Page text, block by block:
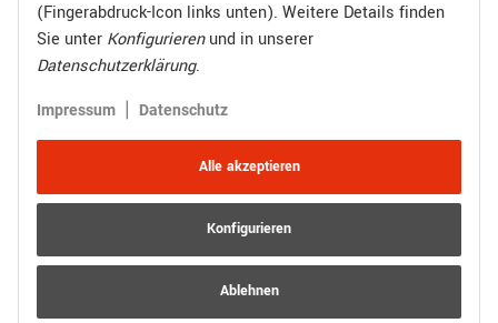
Alle akzeptieren
Konfigurieren
Ablehnen
(Fingerabdruck-Icon links unten). Weitere Details finden
Sie unter Konfigurierenund in unserer
Datenschutzerklärung.
Impressum Datenschutz
Zugestellt durch:
Vertrag widerrufen
* Alle Preise inkl. gesetzlicher USt., zzgl.Versand